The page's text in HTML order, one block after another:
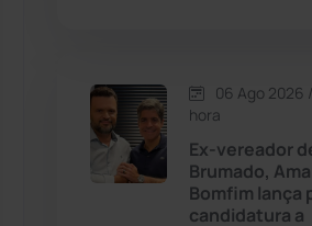
Érico Cardoso
Esportes
06 Ago 2026 /
hora
Ex-vereador
Brumado,
Bomfim lança
candidatura a